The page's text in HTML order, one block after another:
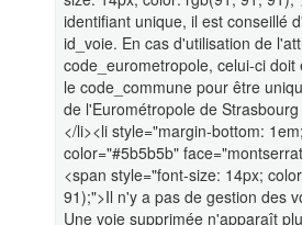
identifiant unique, il est conseillé
id_voie. En cas d'utilisation de
code_eurometropole, celui-ci
le code_commune pour être
de l'Eurométropole de
</li><li style="margin-bottom:
color="#5b5b5b"
<span style="font-size: 14px;
91);">Il n'y a pas de gestion des
Une voie supprimée n'apparaît